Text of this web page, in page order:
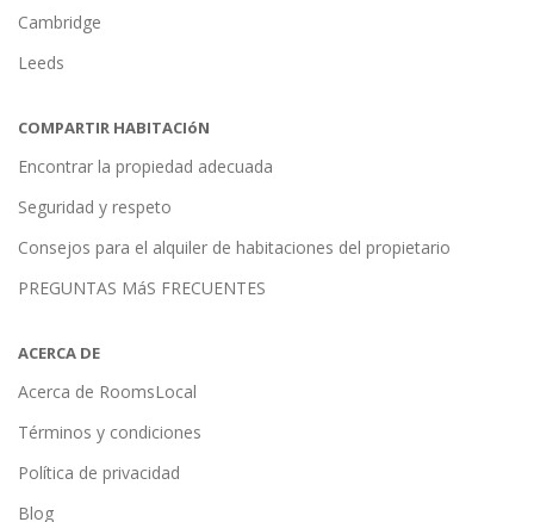
Cambridge
Leeds
COMPARTIR HABITACIóN
Encontrar la propiedad adecuada
Seguridad y respeto
Consejos para el alquiler de habitaciones del propietario
PREGUNTAS MáS FRECUENTES
ACERCA DE
Acerca de RoomsLocal
Términos y condiciones
Política de privacidad
Blog